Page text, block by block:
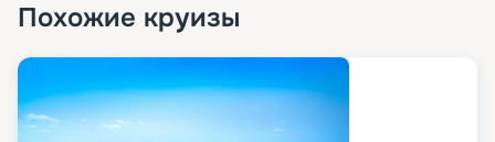
Похожие круизы